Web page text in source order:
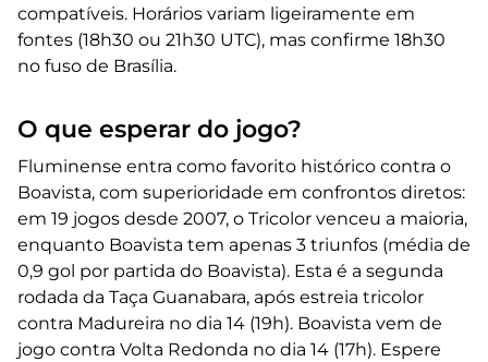
compatíveis. Horários variam ligeiramente em
fontes (18h30 ou 21h30 UTC), mas confirme 18h30
no fuso de Brasília.
O que esperar do jogo?
Fluminense entra como favorito histórico contra o
Boavista, com superioridade em confrontos diretos:
em 19 jogos desde 2007, o Tricolor venceu a maioria,
enquanto Boavista tem apenas 3 triunfos (média de
0,9 gol por partida do Boavista). Esta é a segunda
rodada da Taça Guanabara, após estreia tricolor
contra Madureira no dia 14 (19h). Boavista vem de
jogo contra Volta Redonda no dia 14 (17h). Espere